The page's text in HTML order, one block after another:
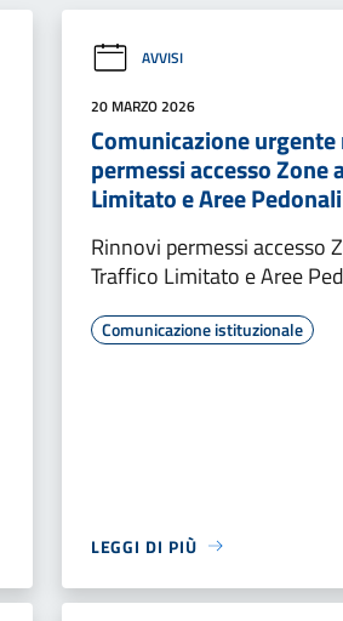
AVVISI
20 MARZO 2026
Comunicazione
permessi accesso Zone
Limitato e Aree
Rinnovi permessi accesso
Traffico Limitato e Aree
Comunicazione istituzionale
LEGGI DI PIÙ